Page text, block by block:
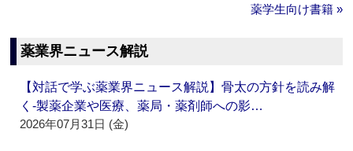
薬学生向け書籍 »
薬業界ニュース解説
【対話で学ぶ薬業界ニュース解説】骨太の方針を読み解
く‐製薬企業や医療、薬局・薬剤師への影…
2026年07月31日 (金)